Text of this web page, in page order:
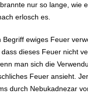
nur so lange, wie
erlosch es.
Begriff ewiges Feuer
dieses Feuer nicht
man sich die
Feuer ansieht.
durch Nebukadnezar